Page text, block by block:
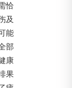
恰
及
能
部
康
果